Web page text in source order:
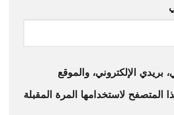
بريدي الإلكتروني، والموقع
المتصفح لاستخدامها المرة المقبلة